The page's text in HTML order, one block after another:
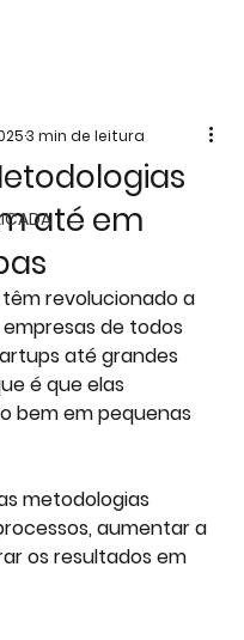
até em
3 min de leitura
revolucionado a
de todos
até grandes
é que elas
bem em pequenas
metodologias
aumentar a
os resultados em